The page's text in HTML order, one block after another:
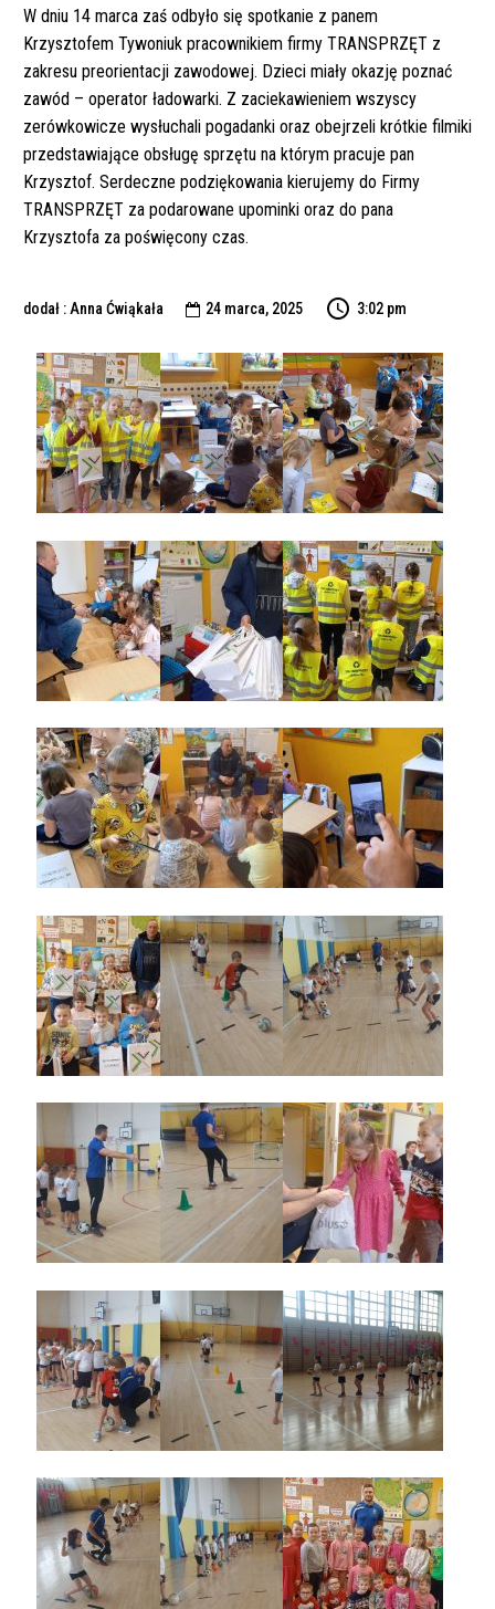
W dniu 14 marca zaś odbyło się spotkanie z panem
Krzysztofem Tywoniuk pracownikiem firmy TRANSPRZĘT z
zakresu preorientacji zawodowej. Dzieci miały okazję poznać
zawód – operator ładowarki. Z zaciekawieniem wszyscy
zerówkowicze wysłuchali pogadanki oraz obejrzeli krótkie filmiki
przedstawiające obsługę sprzętu na którym pracuje pan
Krzysztof. Serdeczne podziękowania kierujemy do Firmy
TRANSPRZĘT za podarowane upominki oraz do pana
Krzysztofa za poświęcony czas.
dodał : Anna Ćwiąkała  24 marca, 2025 3:02 pm